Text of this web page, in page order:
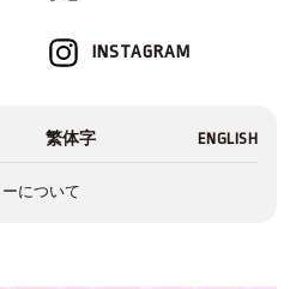
INSTAGRAM
について